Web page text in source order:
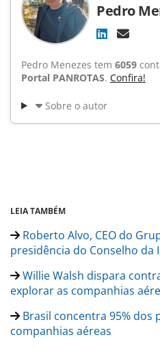
Pedro
Pedro Menezes tem 6059
Portal PANROTAS. Confira!
Sobre o autor
LEIA TAMBÉM
Roberto Alvo, CEO do
presidência do Conselho da
Willie Walsh dispara
explorar as companhias
Brasil concentra 95% dos
companhias aéreas